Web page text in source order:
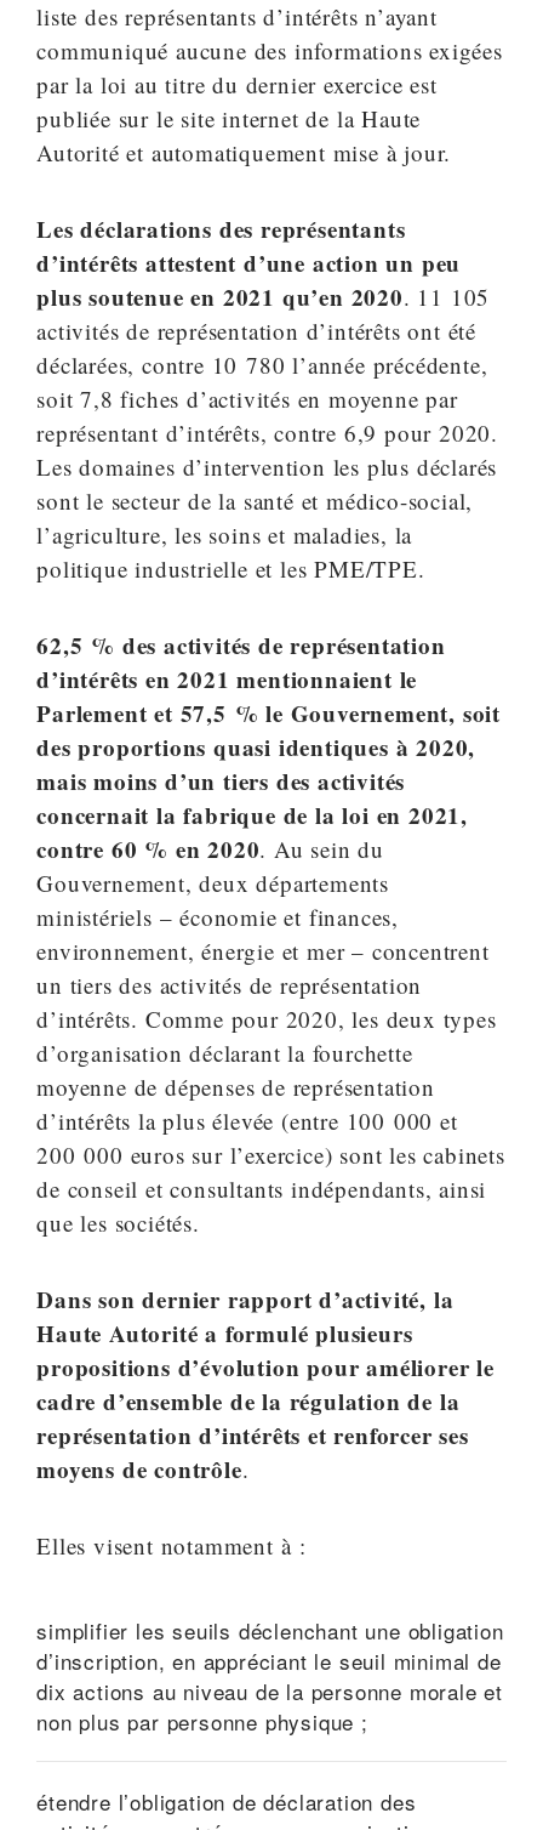
liste des représentants d’intérêts n’ayant
communiqué aucune des informations exigées
par la loi au titre du dernier exercice est
publiée sur le site internet de la Haute
Autorité et automatiquement mise à jour.
Les déclarations des représentants
d’intérêts attestent d’une action un peu
plus soutenue en 2021 qu’en 2020. 11 105
activités de représentation d’intérêts ont été
déclarées, contre 10 780 l’année précédente,
soit 7,8 fiches d’activités en moyenne par
représentant d’intérêts, contre 6,9 pour 2020.
Les domaines d’intervention les plus déclarés
sont le secteur de la santé et médico-social,
l’agriculture, les soins et maladies, la
politique industrielle et les PME/TPE.
62,5 % des activités de représentation
d’intérêts en 2021 mentionnaient le
Parlement et 57,5 % le Gouvernement, soit
des proportions quasi identiques à 2020,
mais moins d’un tiers des activités
concernait la fabrique de la loi en 2021,
contre 60 % en 2020. Au sein du
Gouvernement, deux départements
ministériels – économie et finances,
environnement, énergie et mer – concentrent
un tiers des activités de représentation
d’intérêts. Comme pour 2020, les deux types
d’organisation déclarant la fourchette
moyenne de dépenses de représentation
d’intérêts la plus élevée (entre 100 000 et
200 000 euros sur l’exercice) sont les cabinets
de conseil et consultants indépendants, ainsi
que les sociétés.
Dans son dernier rapport d’activité, la
Haute Autorité a formulé plusieurs
propositions d’évolution pour améliorer le
cadre d’ensemble de la régulation de la
représentation d’intérêts et renforcer ses
moyens de contrôle.
Elles visent notamment à :
simplifier les seuils déclenchant une obligation
d’inscription, en appréciant le seuil minimal de
dix actions au niveau de la personne morale et
non plus par personne physique ;
étendre l’obligation de déclaration des